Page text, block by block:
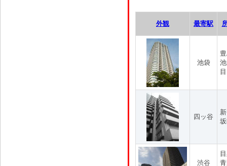
外観 最寄駅
池袋
目
四ッ谷
渋谷